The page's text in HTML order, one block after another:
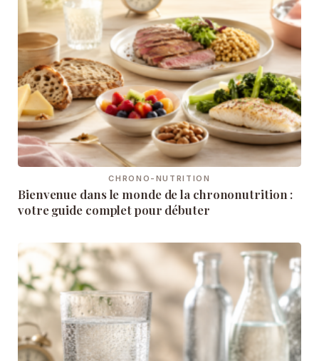
CHRONO-NUTRITION
Bienvenue dans le monde de la chrononutrition :
votre guide complet pour débuter